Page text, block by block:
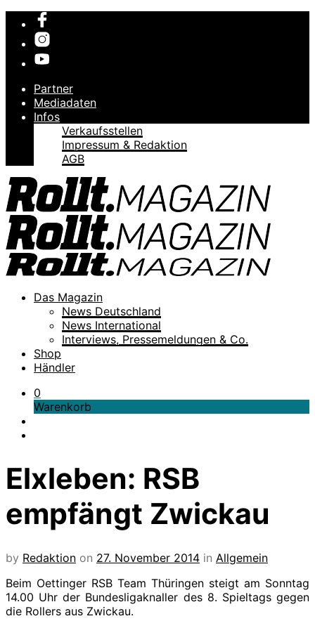
Partner
Mediadaten
Infos
Verkaufsstellen
Impressum & Redaktion
AGB
Das Magazin
News Deutschland
News International
Interviews, Pressemeldungen & Co.
Shop
Händler
0
Warenkorb
Elxleben: RSB
empfängt Zwickau
by Redaktion on 27. November 2014 in Allgemein
Beim Oettinger RSB Team Thüringen steigt am Sonntag
14.00 Uhr der Bundesligaknaller des 8. Spieltags gegen
die Rollers aus Zwickau.